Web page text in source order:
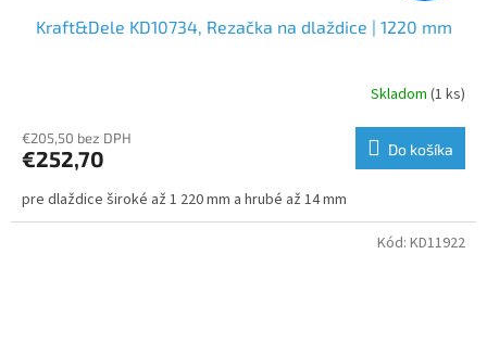
Kraft&Dele KD10734, Rezačka na dlaždice | 1220 mm
Skladom (1 ks)
€205,50 bez DPH
€252,70 Do košíka
pre dlaždice široké až 1 220 mm a hrubé až 14 mm
Kód: KD11922